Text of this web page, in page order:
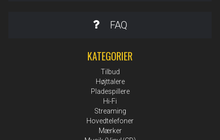
FAQ
KATEGORIER
Tilbud
Højttalere
Pladespillere
Hi-Fi
Streaming
Hovedtelefoner
Mærker